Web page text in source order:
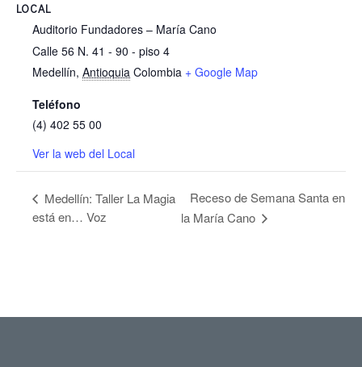
LOCAL
Auditorio Fundadores – María Cano
Calle 56 N. 41 - 90 - piso 4
Medellín, Antioquia Colombia + Google Map
Teléfono
(4) 402 55 00
Ver la web del Local
Medellín: Taller La Magia
está en… Voz
Receso de Semana Santa en
la María Cano